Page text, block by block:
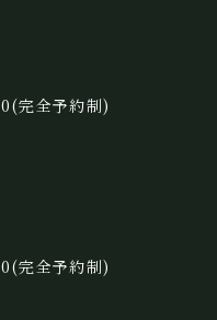
完全予約制)
完全予約制)